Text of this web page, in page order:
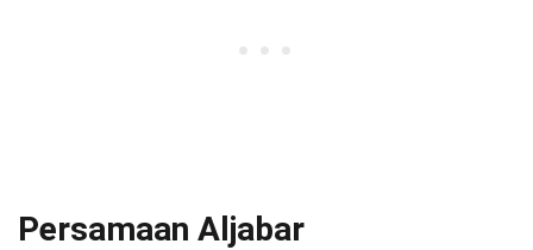
Persamaan Aljabar